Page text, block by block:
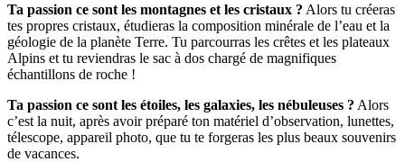
Ta passion ce sont les montagnes et les cristaux ? Alors tu créeras
tes propres cristaux, étudieras la composition minérale de l’eau et la
géologie de la planète Terre. Tu parcourras les crêtes et les plateaux
Alpins et tu reviendras le sac à dos chargé de magnifiques
échantillons de roche !
Ta passion ce sont les étoiles, les galaxies, les nébuleuses ? Alors
c’est la nuit, après avoir préparé ton matériel d’observation, lunettes,
télescope, appareil photo, que tu te forgeras les plus beaux souvenirs
de vacances.